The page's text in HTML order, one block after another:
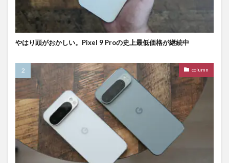
やはり頭がおかしい。Pixel 9 Proの史上最低価格が継続中
column